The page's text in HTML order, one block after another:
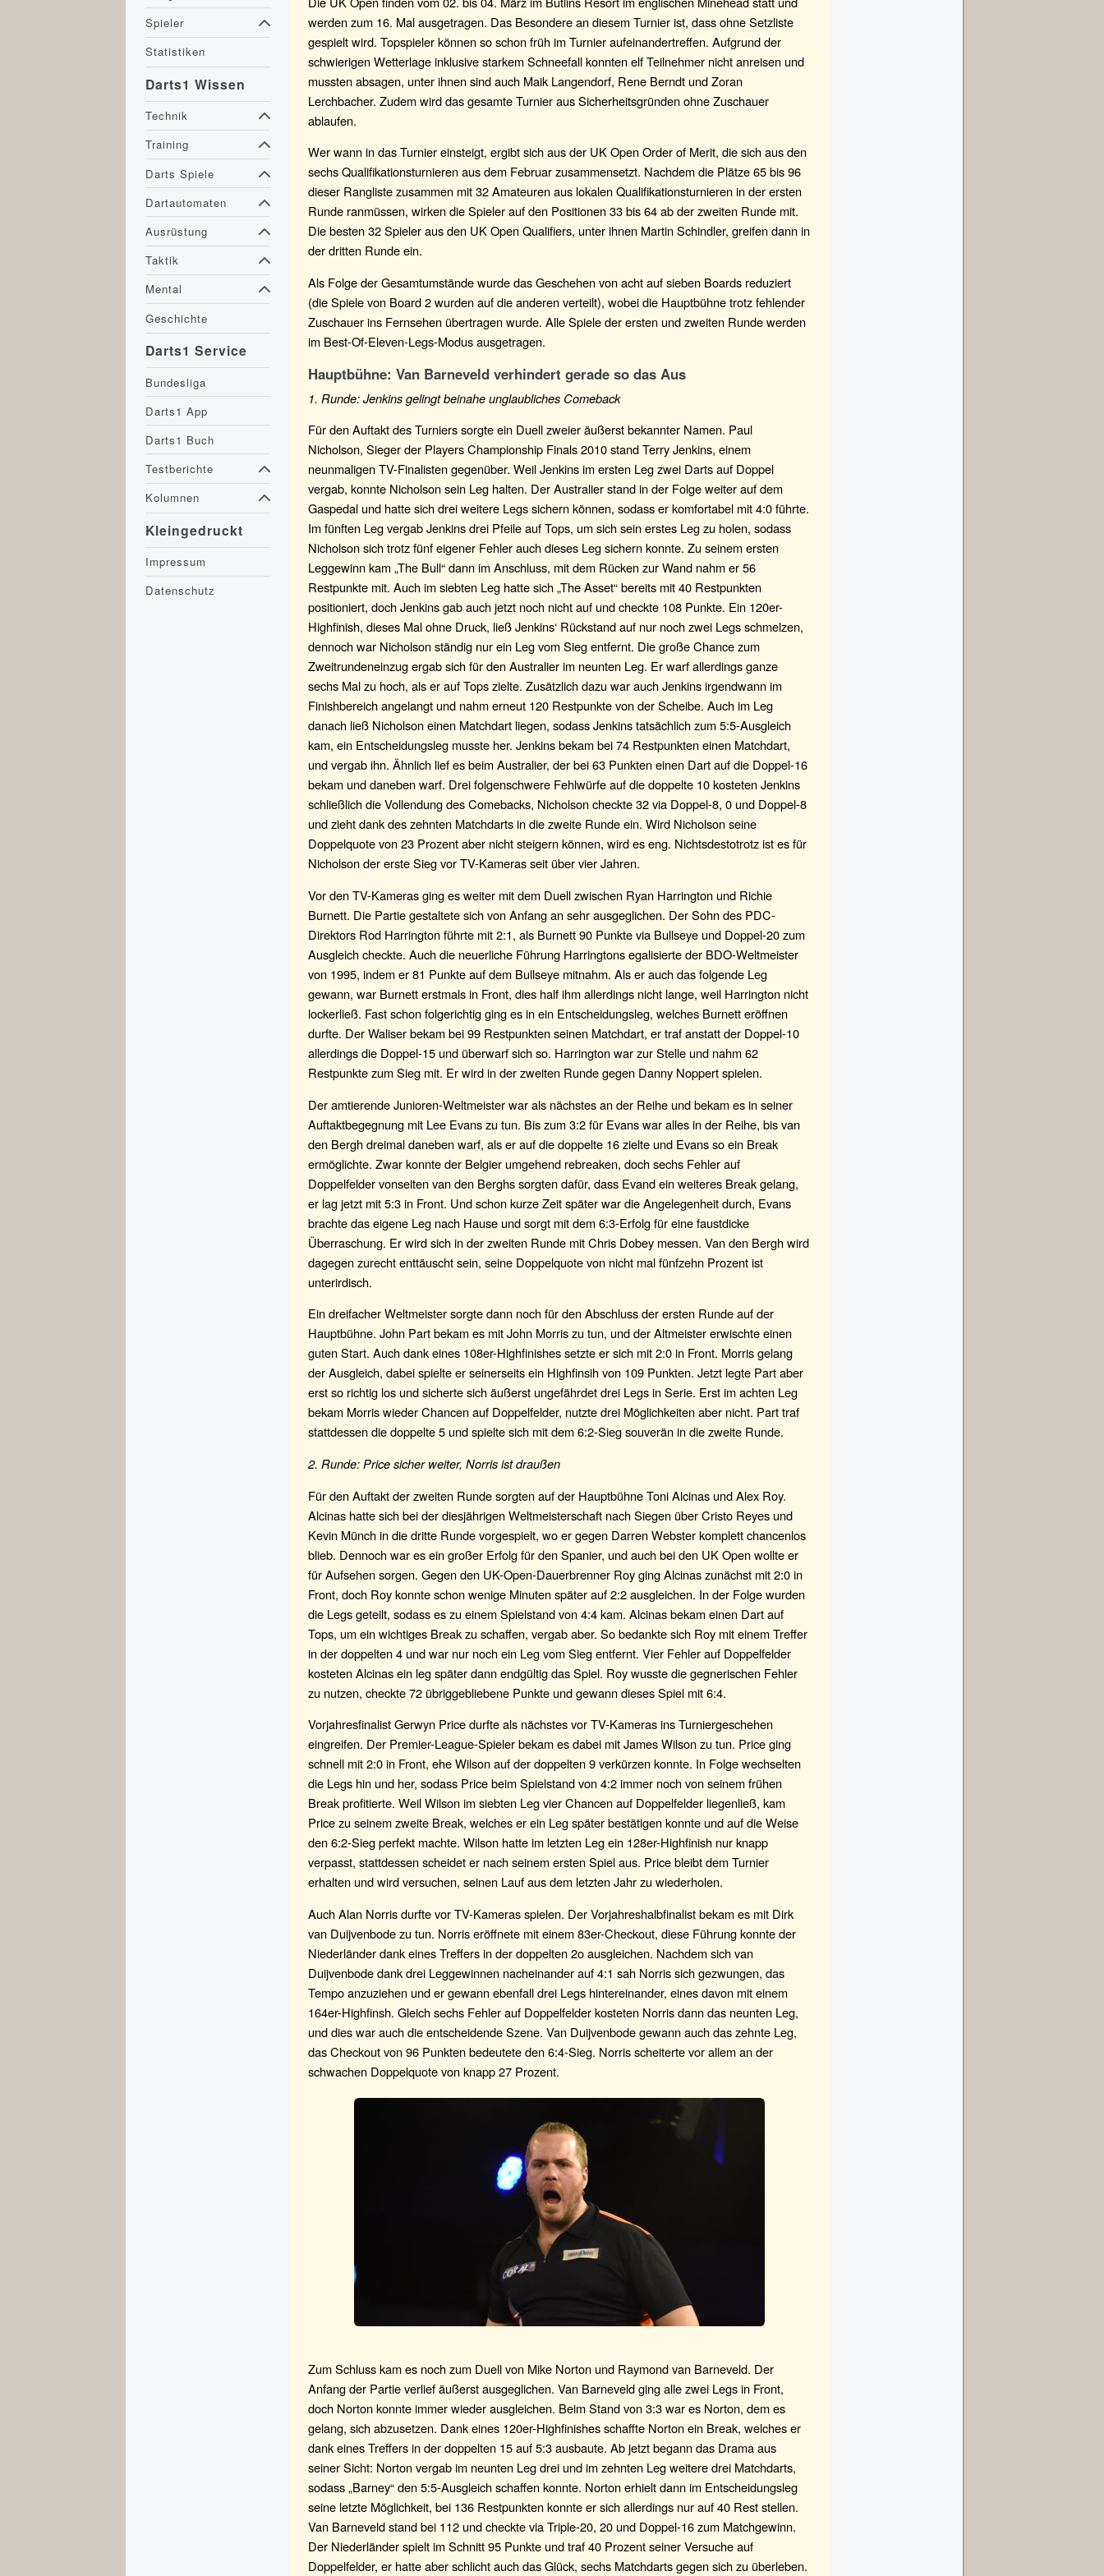
werden zum 16. Mal ausgetragen. Das Besondere an diesem Turnier ist, dass ohne Setzliste
gespielt wird. Topspieler können so schon früh im Turnier aufeinandertreffen. Aufgrund der
schwierigen Wetterlage inklusive starkem Schneefall konnten elf Teilnehmer nicht anreisen und
mussten absagen, unter ihnen sind auch Maik Langendorf, Rene Berndt und Zoran
Lerchbacher. Zudem wird das gesamte Turnier aus Sicherheitsgründen ohne Zuschauer
ablaufen.
Wer wann in das Turnier einsteigt, ergibt sich aus der UK Open Order of Merit, die sich aus den
sechs Qualifikationsturnieren aus dem Februar zusammensetzt. Nachdem die Plätze 65 bis 96
dieser Rangliste zusammen mit 32 Amateuren aus lokalen Qualifikationsturnieren in der ersten
Runde ranmüssen, wirken die Spieler auf den Positionen 33 bis 64 ab der zweiten Runde mit.
Die besten 32 Spieler aus den UK Open Qualifiers, unter ihnen Martin Schindler, greifen dann in
der dritten Runde ein.
Als Folge der Gesamtumstände wurde das Geschehen von acht auf sieben Boards reduziert
(die Spiele von Board 2 wurden auf die anderen verteilt), wobei die Hauptbühne trotz fehlender
Zuschauer ins Fernsehen übertragen wurde. Alle Spiele der ersten und zweiten Runde werden
im Best-Of-Eleven-Legs-Modus ausgetragen.
Hauptbühne: Van Barneveld verhindert gerade so das Aus
1. Runde: Jenkins gelingt beinahe unglaubliches Comeback
Für den Auftakt des Turniers sorgte ein Duell zweier äußerst bekannter Namen. Paul
Nicholson, Sieger der Players Championship Finals 2010 stand Terry Jenkins, einem
neunmaligen TV-Finalisten gegenüber. Weil Jenkins im ersten Leg zwei Darts auf Doppel
vergab, konnte Nicholson sein Leg halten. Der Australier stand in der Folge weiter auf dem
Gaspedal und hatte sich drei weitere Legs sichern können, sodass er komfortabel mit 4:0 führte.
Im fünften Leg vergab Jenkins drei Pfeile auf Tops, um sich sein erstes Leg zu holen, sodass
Nicholson sich trotz fünf eigener Fehler auch dieses Leg sichern konnte. Zu seinem ersten
Leggewinn kam „The Bull“ dann im Anschluss, mit dem Rücken zur Wand nahm er 56
Restpunkte mit. Auch im siebten Leg hatte sich „The Asset“ bereits mit 40 Restpunkten
positioniert, doch Jenkins gab auch jetzt noch nicht auf und checkte 108 Punkte. Ein 120er-
Highfinish, dieses Mal ohne Druck, ließ Jenkins‘ Rückstand auf nur noch zwei Legs schmelzen,
dennoch war Nicholson ständig nur ein Leg vom Sieg entfernt. Die große Chance zum
Zweitrundeneinzug ergab sich für den Australier im neunten Leg. Er warf allerdings ganze
sechs Mal zu hoch, als er auf Tops zielte. Zusätzlich dazu war auch Jenkins irgendwann im
Finishbereich angelangt und nahm erneut 120 Restpunkte von der Scheibe. Auch im Leg
danach ließ Nicholson einen Matchdart liegen, sodass Jenkins tatsächlich zum 5:5-Ausgleich
kam, ein Entscheidungsleg musste her. Jenkins bekam bei 74 Restpunkten einen Matchdart,
und vergab ihn. Ähnlich lief es beim Australier, der bei 63 Punkten einen Dart auf die Doppel-16
bekam und daneben warf. Drei folgenschwere Fehlwürfe auf die doppelte 10 kosteten Jenkins
schließlich die Vollendung des Comebacks, Nicholson checkte 32 via Doppel-8, 0 und Doppel-8
und zieht dank des zehnten Matchdarts in die zweite Runde ein. Wird Nicholson seine
Doppelquote von 23 Prozent aber nicht steigern können, wird es eng. Nichtsdestotrotz ist es für
Nicholson der erste Sieg vor TV-Kameras seit über vier Jahren.
Vor den TV-Kameras ging es weiter mit dem Duell zwischen Ryan Harrington und Richie
Burnett. Die Partie gestaltete sich von Anfang an sehr ausgeglichen. Der Sohn des PDC-
Direktors Rod Harrington führte mit 2:1, als Burnett 90 Punkte via Bullseye und Doppel-20 zum
Ausgleich checkte. Auch die neuerliche Führung Harringtons egalisierte der BDO-Weltmeister
von 1995, indem er 81 Punkte auf dem Bullseye mitnahm. Als er auch das folgende Leg
gewann, war Burnett erstmals in Front, dies half ihm allerdings nicht lange, weil Harrington nicht
lockerließ. Fast schon folgerichtig ging es in ein Entscheidungsleg, welches Burnett eröffnen
durfte. Der Waliser bekam bei 99 Restpunkten seinen Matchdart, er traf anstatt der Doppel-10
allerdings die Doppel-15 und überwarf sich so. Harrington war zur Stelle und nahm 62
Restpunkte zum Sieg mit. Er wird in der zweiten Runde gegen Danny Noppert spielen.
Der amtierende Junioren-Weltmeister war als nächstes an der Reihe und bekam es in seiner
Auftaktbegegnung mit Lee Evans zu tun. Bis zum 3:2 für Evans war alles in der Reihe, bis van
den Bergh dreimal daneben warf, als er auf die doppelte 16 zielte und Evans so ein Break
ermöglichte. Zwar konnte der Belgier umgehend rebreaken, doch sechs Fehler auf
Doppelfelder vonseiten van den Berghs sorgten dafür, dass Evand ein weiteres Break gelang,
er lag jetzt mit 5:3 in Front. Und schon kurze Zeit später war die Angelegenheit durch, Evans
brachte das eigene Leg nach Hause und sorgt mit dem 6:3-Erfolg für eine faustdicke
Überraschung. Er wird sich in der zweiten Runde mit Chris Dobey messen. Van den Bergh wird
dagegen zurecht enttäuscht sein, seine Doppelquote von nicht mal fünfzehn Prozent ist
unterirdisch.
Ein dreifacher Weltmeister sorgte dann noch für den Abschluss der ersten Runde auf der
Hauptbühne. John Part bekam es mit John Morris zu tun, und der Altmeister erwischte einen
guten Start. Auch dank eines 108er-Highfinishes setzte er sich mit 2:0 in Front. Morris gelang
der Ausgleich, dabei spielte er seinerseits ein Highfinsih von 109 Punkten. Jetzt legte Part aber
erst so richtig los und sicherte sich äußerst ungefährdet drei Legs in Serie. Erst im achten Leg
bekam Morris wieder Chancen auf Doppelfelder, nutzte drei Möglichkeiten aber nicht. Part traf
stattdessen die doppelte 5 und spielte sich mit dem 6:2-Sieg souverän in die zweite Runde.
2. Runde: Price sicher weiter, Norris ist draußen
Für den Auftakt der zweiten Runde sorgten auf der Hauptbühne Toni Alcinas und Alex Roy.
Alcinas hatte sich bei der diesjährigen Weltmeisterschaft nach Siegen über Cristo Reyes und
Kevin Münch in die dritte Runde vorgespielt, wo er gegen Darren Webster komplett chancenlos
blieb. Dennoch war es ein großer Erfolg für den Spanier, und auch bei den UK Open wollte er
für Aufsehen sorgen. Gegen den UK-Open-Dauerbrenner Roy ging Alcinas zunächst mit 2:0 in
Front, doch Roy konnte schon wenige Minuten später auf 2:2 ausgleichen. In der Folge wurden
die Legs geteilt, sodass es zu einem Spielstand von 4:4 kam. Alcinas bekam einen Dart auf
Tops, um ein wichtiges Break zu schaffen, vergab aber. So bedankte sich Roy mit einem Treffer
in der doppelten 4 und war nur noch ein Leg vom Sieg entfernt. Vier Fehler auf Doppelfelder
kosteten Alcinas ein leg später dann endgültig das Spiel. Roy wusste die gegnerischen Fehler
zu nutzen, checkte 72 übriggebliebene Punkte und gewann dieses Spiel mit 6:4.
Vorjahresfinalist Gerwyn Price durfte als nächstes vor TV-Kameras ins Turniergeschehen
eingreifen. Der Premier-League-Spieler bekam es dabei mit James Wilson zu tun. Price ging
schnell mit 2:0 in Front, ehe Wilson auf der doppelten 9 verkürzen konnte. In Folge wechselten
die Legs hin und her, sodass Price beim Spielstand von 4:2 immer noch von seinem frühen
Break profitierte. Weil Wilson im siebten Leg vier Chancen auf Doppelfelder liegenließ, kam
Price zu seinem zweite Break, welches er ein Leg später bestätigen konnte und auf die Weise
den 6:2-Sieg perfekt machte. Wilson hatte im letzten Leg ein 128er-Highfinish nur knapp
verpasst, stattdessen scheidet er nach seinem ersten Spiel aus. Price bleibt dem Turnier
erhalten und wird versuchen, seinen Lauf aus dem letzten Jahr zu wiederholen.
Auch Alan Norris durfte vor TV-Kameras spielen. Der Vorjahreshalbfinalist bekam es mit Dirk
van Duijvenbode zu tun. Norris eröffnete mit einem 83er-Checkout, diese Führung konnte der
Niederländer dank eines Treffers in der doppelten 2o ausgleichen. Nachdem sich van
Duijvenbode dank drei Leggewinnen nacheinander auf 4:1 sah Norris sich gezwungen, das
Tempo anzuziehen und er gewann ebenfall drei Legs hintereinander, eines davon mit einem
164er-Highfinsh. Gleich sechs Fehler auf Doppelfelder kosteten Norris dann das neunten Leg,
und dies war auch die entscheidende Szene. Van Duijvenbode gewann auch das zehnte Leg,
das Checkout von 96 Punkten bedeutete den 6:4-Sieg. Norris scheiterte vor allem an der
schwachen Doppelquote von knapp 27 Prozent.
Zum Schluss kam es noch zum Duell von Mike Norton und Raymond van Barneveld. Der
Anfang der Partie verlief äußerst ausgeglichen. Van Barneveld ging alle zwei Legs in Front,
doch Norton konnte immer wieder ausgleichen. Beim Stand von 3:3 war es Norton, dem es
gelang, sich abzusetzen. Dank eines 120er-Highfinishes schaffte Norton ein Break, welches er
dank eines Treffers in der doppelten 15 auf 5:3 ausbaute. Ab jetzt begann das Drama aus
seiner Sicht: Norton vergab im neunten Leg drei und im zehnten Leg weitere drei Matchdarts,
sodass „Barney“ den 5:5-Ausgleich schaffen konnte. Norton erhielt dann im Entscheidungsleg
seine letzte Möglichkeit, bei 136 Restpunkten konnte er sich allerdings nur auf 40 Rest stellen.
Van Barneveld stand bei 112 und checkte via Triple-20, 20 und Doppel-16 zum Matchgewinn.
Der Niederländer spielt im Schnitt 95 Punkte und traf 40 Prozent seiner Versuche auf
Doppelfelder, er hatte aber schlicht auch das Glück, sechs Matchdarts gegen sich zu überleben.
Spieler
Statistiken
Darts1 Wissen
Technik
Training
Darts Spiele
Dartautomaten
Ausrüstung
Taktik
Mental
Geschichte
Darts1 Service
Bundesliga
Darts1 App
Darts1 Buch
Testberichte
Kolumnen
Kleingedruckt
Impressum
Datenschutz